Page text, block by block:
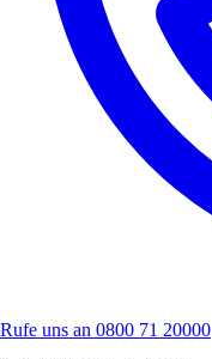
Rufe uns an 0800 71 20000